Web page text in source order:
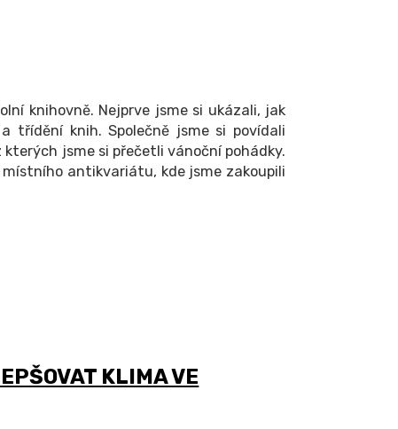
knihovně. Nejprve jsme si ukázali, jak
třídění knih. Společně jsme si povídali
jsme si přečetli vánoční pohádky.
antikvariátu, kde jsme zakoupili
KLIMA VE